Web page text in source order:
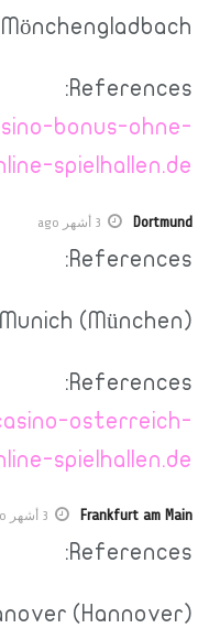
Mönchengladbach
References:
bonus-ohne-
spielhallen.de/
Dortmund 3 أشهر ago
References:
Munich (München)
References:
osterreich-
spielhallen.de/
Frankfurt am Main 3 أشهر ago
References:
(Hannover)